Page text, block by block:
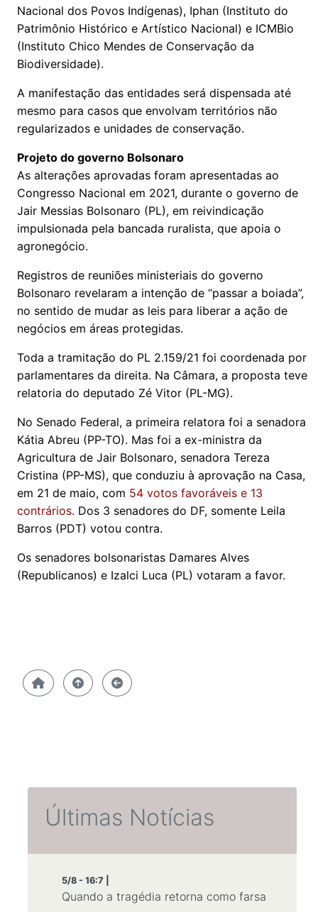
Nacional dos Povos Indígenas), Iphan (Instituto do
Patrimônio Histórico e Artístico Nacional) e ICMBio
(Instituto Chico Mendes de Conservação da
Biodiversidade).
A manifestação das entidades será dispensada até
mesmo para casos que envolvam territórios não
regularizados e unidades de conservação.
Projeto do governo Bolsonaro
As alterações aprovadas foram apresentadas ao
Congresso Nacional em 2021, durante o governo de
Jair Messias Bolsonaro (PL), em reivindicação
impulsionada pela bancada ruralista, que apoia o
agronegócio.
Registros de reuniões ministeriais do governo
Bolsonaro revelaram a intenção de “passar a boiada”,
no sentido de mudar as leis para liberar a ação de
negócios em áreas protegidas.
Toda a tramitação do PL 2.159/21 foi coordenada por
parlamentares da direita. Na Câmara, a proposta teve
relatoria do deputado Zé Vitor (PL-MG).
No Senado Federal, a primeira relatora foi a senadora
Kátia Abreu (PP-TO). Mas foi a ex-ministra da
Agricultura de Jair Bolsonaro, senadora Tereza
Cristina (PP-MS), que conduziu à aprovação na Casa,
em 21 de maio, com 54 votos favoráveis e 13
contrários. Dos 3 senadores do DF, somente Leila
Barros (PDT) votou contra.
Os senadores bolsonaristas Damares Alves
(Republicanos) e Izalci Luca (PL) votaram a favor.
Últimas Notícias
5/8 - 16:7 |
Quando a tragédia retorna como farsa